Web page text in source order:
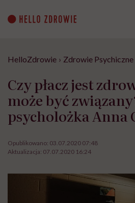
content
HelloZdrowie › Zdrowie Psychiczne
Czy płacz jest
może być
psycholożka Anna
Opublikowano: 03.07.2020 07:48
Aktualizacja: 07.07.2020 16:24